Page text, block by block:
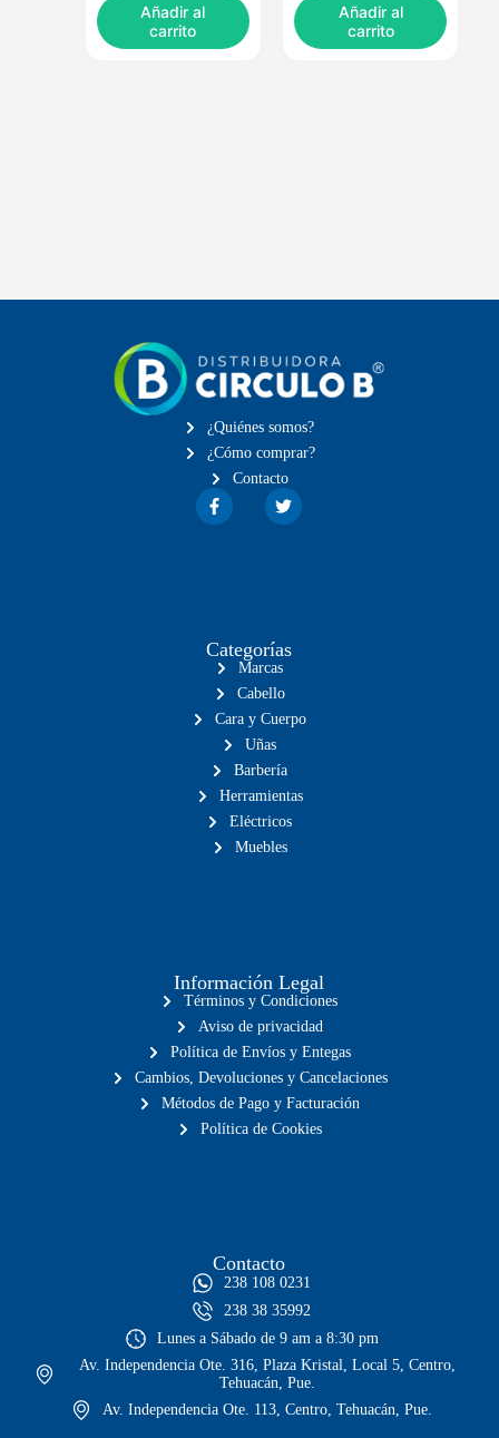
Añadir al
carrito
Añadir al
carrito
¿Quiénes somos?
¿Cómo comprar?
Contacto
Categorías
Marcas
Cabello
Cara y Cuerpo
Uñas
Barbería
Herramientas
Eléctricos
Muebles
Información Legal
Términos y Condiciones
Aviso de privacidad
Política de Envíos y Entegas
Cambios, Devoluciones y Cancelaciones
Métodos de Pago y Facturación
Política de Cookies
Contacto
238 108 0231
238 38 35992
Lunes a Sábado de 9 am a 8:30 pm
Av. Independencia Ote. 316, Plaza Kristal, Local 5, Centro,
Tehuacán, Pue.
Av. Independencia Ote. 113, Centro, Tehuacán, Pue.